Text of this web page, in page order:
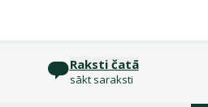
Raksti čatā
sākt saraksti